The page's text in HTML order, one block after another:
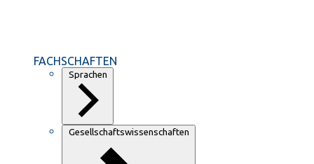
FACHSCHAFTEN
Sprachen
Gesellschaftswissenschaften